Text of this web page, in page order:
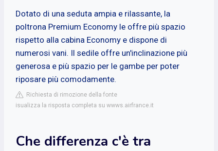
Dotato di una seduta ampia e rilassante, la
poltrona Premium Economy le offre più spazio
rispetto alla cabina Economy e dispone di
numerosi vani. Il sedile offre un'inclinazione più
generosa e più spazio per le gambe per poter
riposare più comodamente.
Richiesta di rimozione della fonte
isualizza la risposta completa su wwws.airfrance.it
Che differenza c'è tra